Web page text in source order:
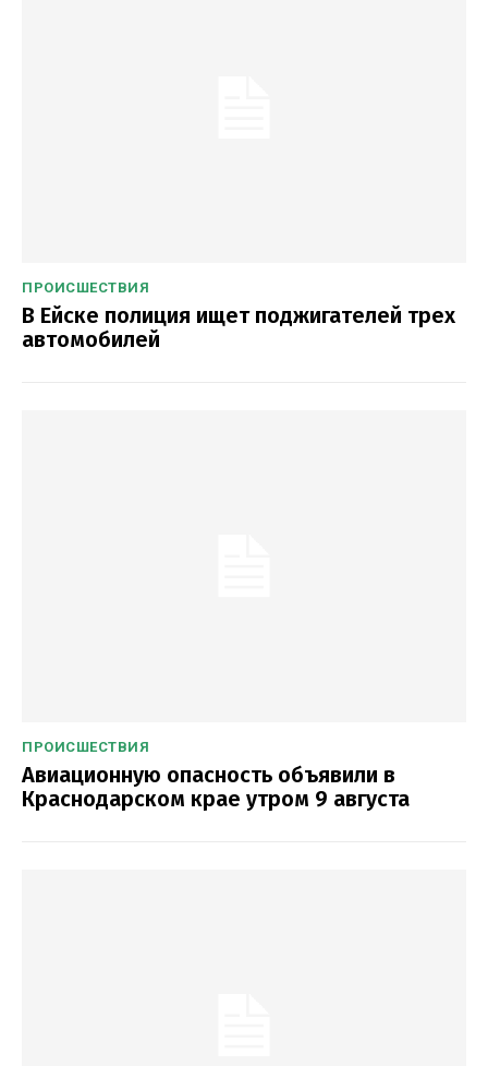
ПРОИСШЕСТВИЯ
В Ейске полиция ищет поджигателей трех
автомобилей
ПРОИСШЕСТВИЯ
Авиационную опасность объявили в
Краснодарском крае утром 9 августа